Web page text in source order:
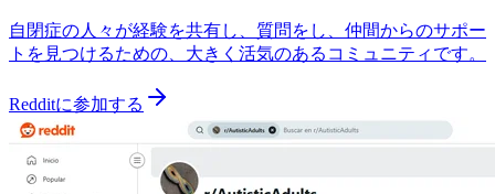
自閉症の人々が経験を共有し、質問をし、仲間からのサポー
トを見つけるための、大きく活気のあるコミュニティです。
Redditに参加する